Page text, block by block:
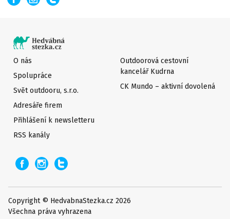
O nás
Spolupráce
Svět outdooru, s.r.o.
Adresáře firem
Přihlášení k newsletteru
Outdoorová cestovní
kancelář Kudrna
CK Mundo – aktivní dovolená
RSS kanály
Copyright © HedvabnaStezka.cz 2026
Všechna práva vyhrazena